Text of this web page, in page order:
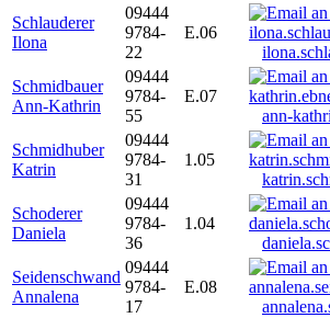
Schlauderer
Ilona
09444
9784-
22
E.06
Schmidbauer
Ann-Kathrin
09444
9784-
55
E.07
ann-
Schmidhuber
Katrin
09444
9784-
31
1.05
Schoderer
Daniela
09444
9784-
36
1.04
Seidenschwand
Annalena
09444
9784-
17
E.08